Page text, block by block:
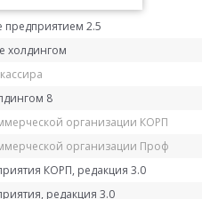
предприятием 2.5
холдингом
8
организации КОРП
организации Проф
КОРП, редакция 3.0
редакция 3.0